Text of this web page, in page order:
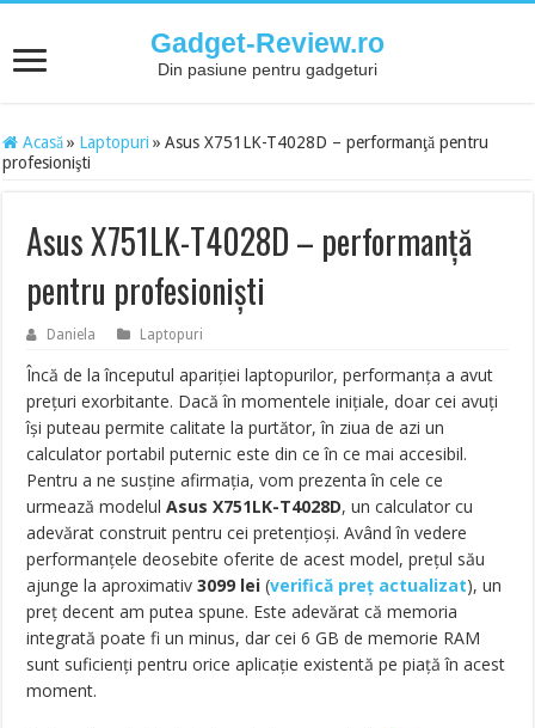
Gadget-Review.ro
Din pasiune pentru gadgeturi
Acasă » Laptopuri » Asus X751LK-T4028D – performanţă pentru
profesionişti
Asus X751LK-T4028D – performanţă
pentru profesionişti
Daniela Laptopuri
Încă de la începutul apariţiei laptopurilor, performanţa a avut
preţuri exorbitante. Dacă în momentele iniţiale, doar cei avuţi
îşi puteau permite calitate la purtător, în ziua de azi un
calculator portabil puternic este din ce în ce mai accesibil.
Pentru a ne susţine afirmaţia, vom prezenta în cele ce
urmează modelulAsus X751LK-T4028D, un calculator cu
adevărat construit pentru cei pretenţioşi. Având în vedere
performanţele deosebite oferite de acest model, preţul său
ajunge la aproximativ3099 lei (verifică preț actualizat), un
preț decent am putea spune. Este adevărat că memoria
integrată poate fi un minus, dar cei 6 GB de memorie RAM
sunt suficienţi pentru orice aplicaţie existentă pe piaţă în acest
moment.